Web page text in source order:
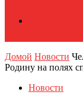
Домой Новости
Родину на полях
Новости